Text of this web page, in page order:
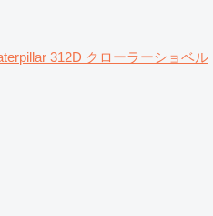
312D クローラーショベル